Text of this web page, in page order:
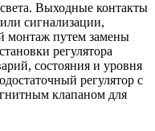
Выходные контакты
сигнализации,
монтаж путем замены
регулятора
состояния и уровня
регулятор с
клапаном для